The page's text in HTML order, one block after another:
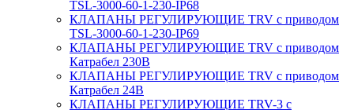
TSL-3000-60-1-230-IP68
КЛАПАНЫ РЕГУЛИРУЮЩИЕ TRV с приводом
TSL-3000-60-1-230-IP69
КЛАПАНЫ РЕГУЛИРУЮЩИЕ TRV с приводом
Катрабел 230В
КЛАПАНЫ РЕГУЛИРУЮЩИЕ TRV с приводом
Катрабел 24В
КЛАПАНЫ РЕГУЛИРУЮЩИЕ TRV-3 с